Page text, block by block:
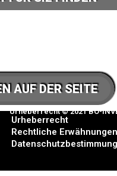
AUF DER SEITE
Urheberrecht © 2021 BO-
Urheberrecht
Rechtliche Erwähnungen